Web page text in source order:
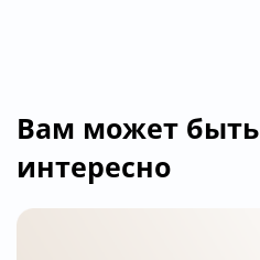
Вам может быть
интересно